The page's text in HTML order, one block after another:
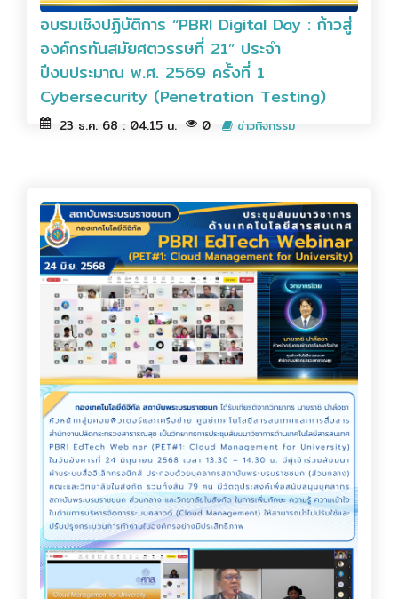
อบรมเชิงปฏิบัติการ “PBRI Digital Day : ก้าวสู่
องค์กรทันสมัยศตวรรษที่ 21” ประจำ
ปีงบประมาณ พ.ศ. 2569 ครั้งที่ 1
Cybersecurity (Penetration Testing)
23 ธ.ค. 68 : 04.15 น. 0 ข่าวกิจกรรม